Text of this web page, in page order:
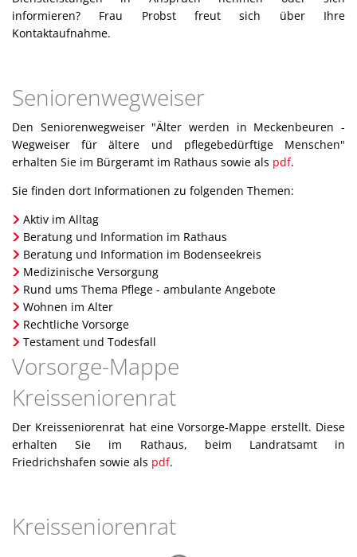
Parken
E-
Breitbandausbau
informieren? Frau Probst freut sich über Ihre
Kontaktaufnahme.
Seniorenwegweiser
Den Seniorenwegweiser "Älter werden in Meckenbeuren -
Wegweiser für ältere und pflegebedürftige Menschen"
erhalten Sie im Bürgeramt im Rathaus sowie als pdf.
Sie finden dort Informationen zu folgenden Themen:
Aktiv im Alltag
Beratung und Information im Rathaus
Beratung und Information im Bodenseekreis
Medizinische Versorgung
Rund ums Thema Pflege - ambulante Angebote
Wohnen im Alter
Rechtliche Vorsorge
Testament und Todesfall
Vorsorge-Mappe
Kreisseniorenrat
Der Kreisseniorenrat hat eine Vorsorge-Mappe erstellt. Diese
erhalten Sie im Rathaus, beim Landratsamt in
Friedrichshafen sowie als pdf.
Kreisseniorenrat